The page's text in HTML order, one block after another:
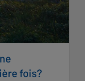
fois?